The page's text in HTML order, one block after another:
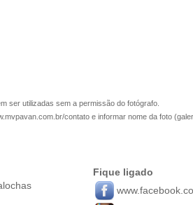
ser utilizadas sem a permissão do fotógrafo.
contatoe informar nome da foto
Fique ligado